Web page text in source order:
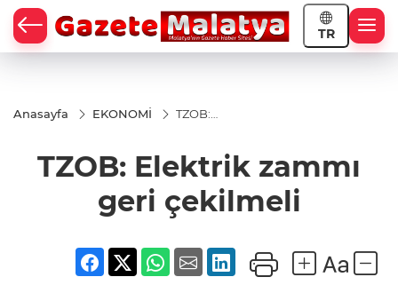
TR
Anasayfa EKONOMİ
TZOB:
geri
çekilmeli
TZOB: Elektrik zammı
geri çekilmeli